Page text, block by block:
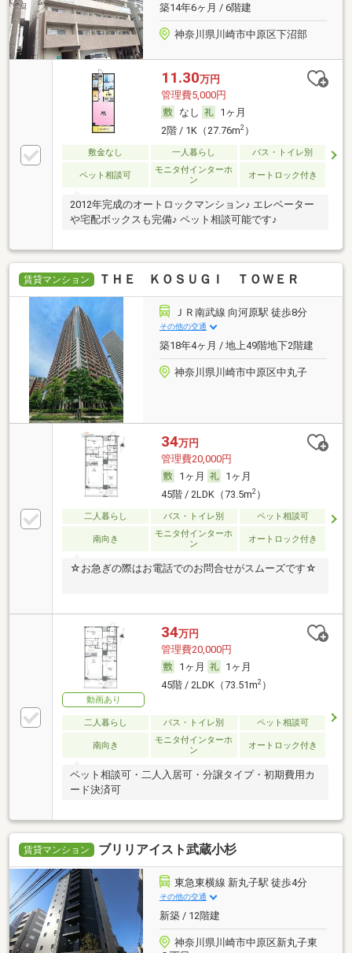
築14年6ヶ月 / 6階建
神奈川県川崎市中原区下沼部
11.30万円
管理費5,000円
なし
1ヶ月
2階 / 1K（27.76m2）
敷金なし 一人暮らし バス・トイレ別
ペット相談可
モニタ付インターホ
ン
オートロック付き
2012年完成のオートロックマンション♪ エレベーター
や宅配ボックスも完備♪ ペット相談可能です♪
賃貸マンション ＴＨＥ ＫＯＳＵＧＩ ＴＯＷＥＲ
ＪＲ南武線 向河原駅 徒歩8分
その他の交通
築18年4ヶ月 / 地上49階地下2階建
神奈川県川崎市中原区中丸子
34万円
管理費20,000円
1ヶ月
1ヶ月
45階 / 2LDK（73.5m2）
二人暮らし バス・トイレ別 ペット相談可
南向き
モニタ付インターホ
ン
オートロック付き
☆お急ぎの際はお電話でのお問合せがスムーズです☆
動画あり
34万円
管理費20,000円
1ヶ月
1ヶ月
45階 / 2LDK（73.51m2）
二人暮らし バス・トイレ別 ペット相談可
南向き
モニタ付インターホ
ン
オートロック付き
ペット相談可・二人入居可・分譲タイプ・初期費用カ
ード決済可
賃貸マンション ブリリアイスト武蔵小杉
東急東横線 新丸子駅 徒歩4分
その他の交通
新築 / 12階建
神奈川県川崎市中原区新丸子東